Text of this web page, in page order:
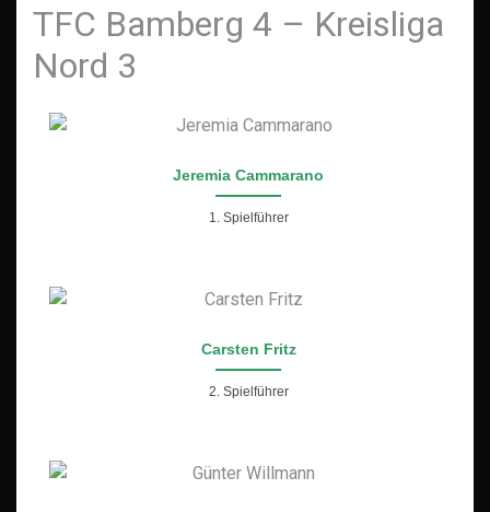
TFC Bamberg 4 – Kreisliga
Nord 3
Jeremia Cammarano
1. Spielführer
Carsten Fritz
2. Spielführer